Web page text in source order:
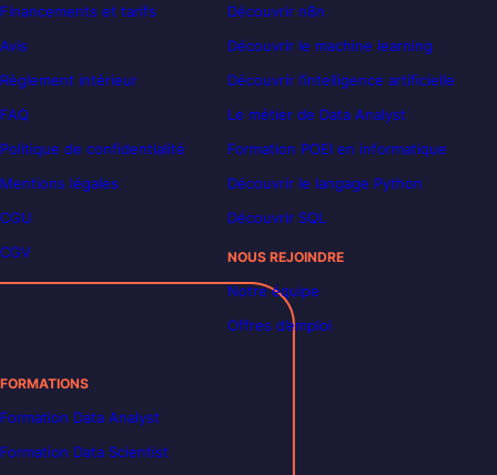
Financements et tarifs
Avis
Règlement intérieur
FAQ
Politique de confidentialité
Mentions légales
CGU
CGV
Découvrir n8n
Découvrir le machine learning
Découvrir l’intelligence artificielle
Le métier de Data Analyst
Formation POEI en informatique
Découvrir le langage Python
Découvrir SQL
NOUS REJOINDRE
Notre équipe
Offres d’emploi
FORMATIONS
Formation Data Analyst
Formation Data Scientist